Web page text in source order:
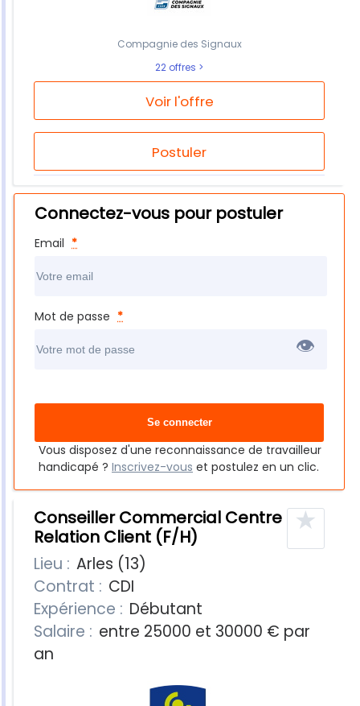
Voir l'offre
Postuler
Compagnie des Signaux
22 offres
Connectez-vous pour postuler
Email *
Mot de passe *
👁
Vous disposez d'une reconnaissance de travailleur
handicapé ? Inscrivez-vous et postulez en un clic.
Conseiller Commercial Centre
Relation Client (F/H)
★
Lieu : Arles (13)
Contrat : CDI
Expérience : Débutant
Salaire : entre 25000 et 30000 € par
an